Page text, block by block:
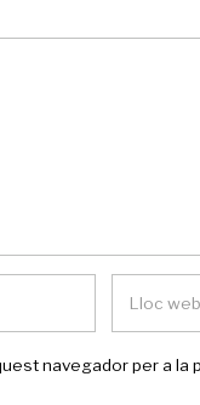
navegador per a la